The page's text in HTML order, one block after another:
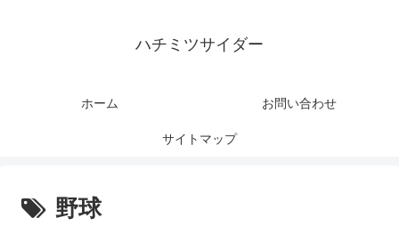
ハチミツサイダー
ホーム お問い合わせ
サイトマップ
野球